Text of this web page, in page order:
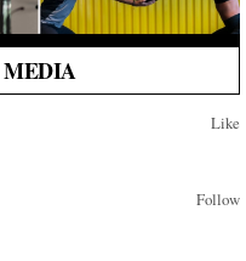
Like
Follow